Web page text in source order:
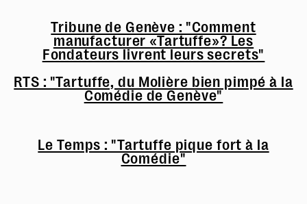
Tribune de Genève : "Comment
manufacturer «Tartuffe»? Les
Fondateurs livrent leurs secrets"
RTS : "Tartuffe, du Molière bien pimpé à la
Comédie de Genève"
Le Temps : "Tartuffe pique fort à la
Comédie"